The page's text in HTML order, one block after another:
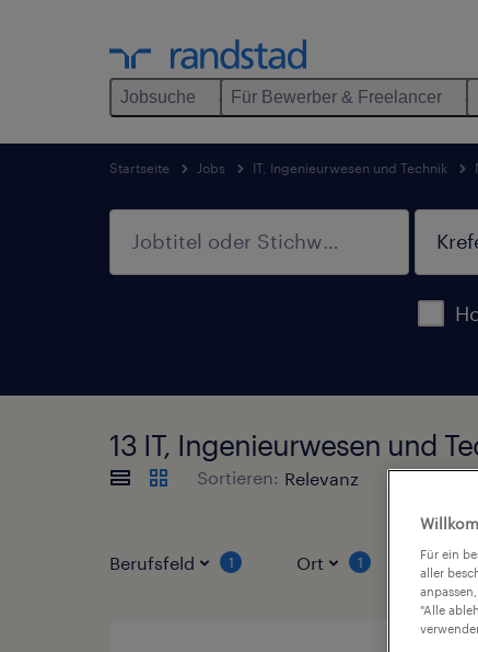
Jobsuche Für Bewerber & Freelancer
Startseite Jobs IT, Ingenieurwesen und Technik
13 IT, Ingenieurwesen und
Sortieren:
Berufsfeld 1 Ort 1
Für ein
aller
"Alle